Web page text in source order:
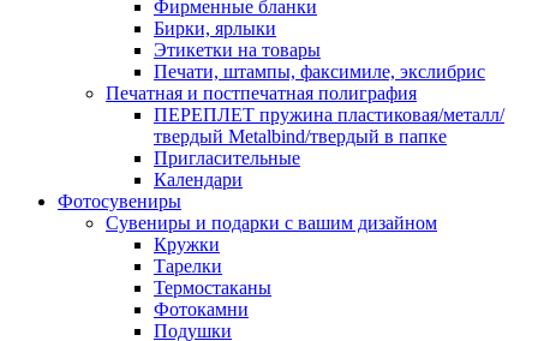
Фирменные бланки
Бирки, ярлыки
Этикетки на товары
Печати, штампы, факсимиле, экслибрис
Печатная и постпечатная полиграфия
ПЕРЕПЛЕТ пружина пластиковая/металл/
твердый Metalbind/твердый в папке
Пригласительные
Календари
Фотосувениры
Сувениры и подарки с вашим дизайном
Кружки
Тарелки
Термостаканы
Фотокамни
Подушки